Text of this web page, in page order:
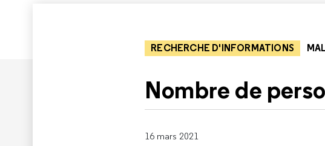
RECHERCHE D'INFORMATIONS
Nombre de
16 mars 2021